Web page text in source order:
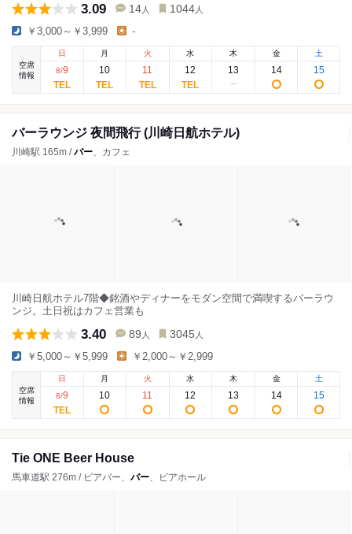
3.09 14 人 1044 人
￥3,000～￥3,999 -
空席
情報
日
8/9
月
10
火
11
水
12
木
13
金
14
土
15
バーラウンジ 夜間飛行 (川崎日航ホテル)
川崎駅 165m /バー、カフェ
川崎日航ホテル7階◆銘酒やディナーをモダン空間で満喫するバーラウ
ンジ。土日祝はカフェ営業も
3.40 89 人 3045 人
￥5,000～￥5,999 ￥2,000～￥2,999
空席
情報
日
8/9
月
10
火
11
水
12
木
13
金
14
土
15
Tie ONE Beer House
馬車道駅 276m / ビアバー、 バー、ビアホール